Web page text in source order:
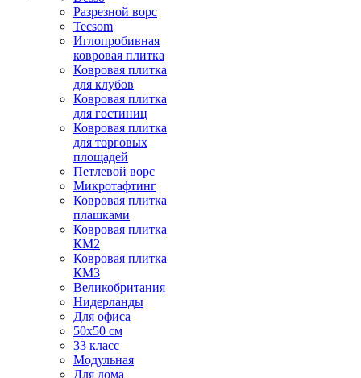
Разрезной ворс
Tecsom
Иглопробивная
ковровая плитка
Ковровая плитка
для клубов
Ковровая плитка
для гостиниц
Ковровая плитка
для торговых
площадей
Петлевой ворс
Микротафтинг
Ковровая плитка
плашками
Ковровая плитка
КМ2
Ковровая плитка
КМ3
Великобритания
Нидерланды
Для офиса
50х50 см
33 класс
Модульная
Для дома